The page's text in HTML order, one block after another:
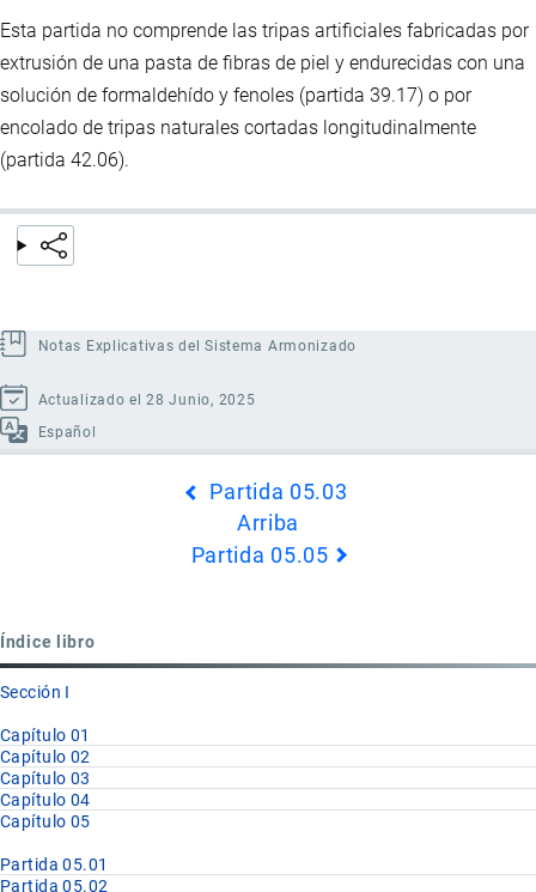
Esta partida no comprende las tripas artificiales fabricadas por
extrusión de una pasta de fibras de piel y endurecidas con una
solución de formaldehído y fenoles (partida 39.17) o por
encolado de tripas naturales cortadas longitudinalmente
(partida 42.06).
Notas Explicativas del Sistema Armonizado
Actualizado el 28 Junio, 2025
Español
Partida 05.03
Arriba
Partida 05.05
Índice libro
Sección I
Capítulo 01
Capítulo 02
Capítulo 03
Capítulo 04
Capítulo 05
Partida 05.01
Partida 05.02